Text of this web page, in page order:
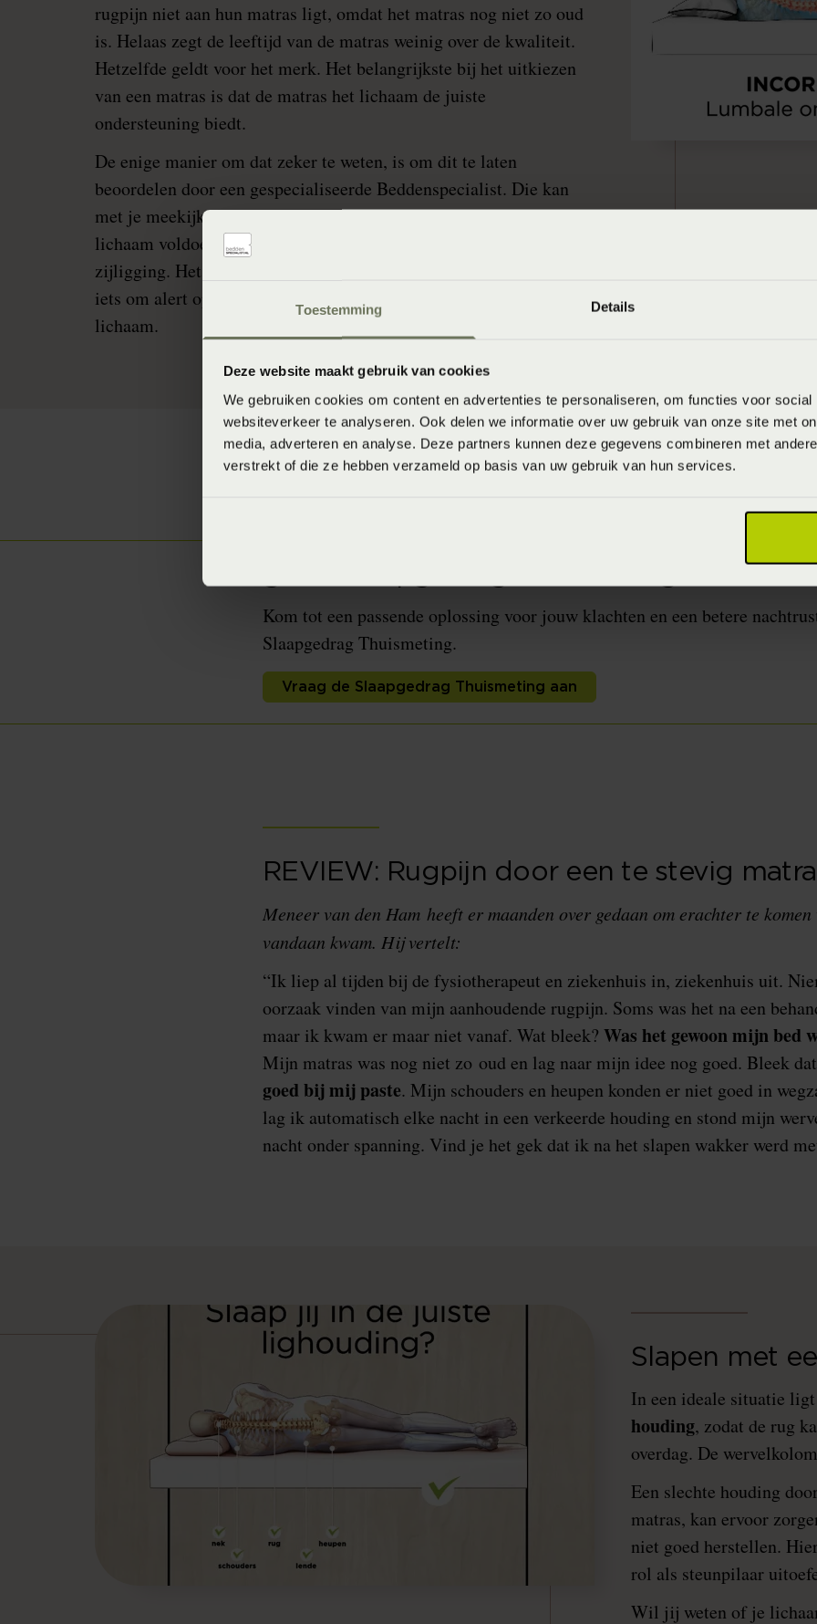
Toestemming Details
Deze website maakt gebruik van cookies
We gebruiken cookies om content en advertenties te personaliseren, om functies voor
websiteverkeer te analyseren. Ook delen we informatie over uw gebruik van onze site met
media, adverteren en analyse. Deze partners kunnen deze gegevens combineren met
verstrekt of die ze hebben verzameld op basis van uw gebruik van hun services.
rugpijn niet aan hun matras ligt, omdat het matras nog niet zo oud
is. Helaas zegt de leeftijd van de matras weinig over de kwaliteit.
Hetzelfde geldt voor het merk. Het belangrijkste bij het uitkiezen
van een matras is dat de matras het lichaam de juiste
ondersteuning biedt.
De enige manier om dat zeker te weten, is om dit te laten
beoordelen door een gespecialiseerde Beddenspecialist. Die kan
met je meekijken of je ontspannen op een bed ligt en of jouw
lichaam voldoende ondersteuning krijgt. Zowel in rugligging als in
zijligging. Het samenspel tussen de matras en het kussen is ook
iets om alert op te zijn. Beiden moeten goed aansluiten aan het
lichaam.
Kom tot een passende oplossing voor jouw klachten en een betere
Slaapgedrag Thuismeting.
Vraag de Slaapgedrag Thuismeting aan
REVIEW: Rugpijn door een te stevig
Meneer van den Ham heeft er maanden over gedaan om erachter te
vandaan kwam. Hij vertelt:
“Ik liep al tijden bij de fysiotherapeut en ziekenhuis in, ziekenhuis uit.
oorzaak vinden van mijn aanhoudende rugpijn. Soms was het na een
maar ik kwam er maar niet vanaf. Wat bleek? Was het gewoon mijn bed
Mijn matras was nog niet zo oud en lag naar mijn idee nog goed. Bleek
goed bij mij paste. Mijn schouders en heupen konden er niet goed in
lag ik automatisch elke nacht in een verkeerde houding en stond mijn
nacht onder spanning. Vind je het gek dat ik na het slapen wakker werd
Slapen met
In een ideale situatie
houding, zodat de rug
overdag. De
Een slechte houding
matras, kan ervoor
niet goed herstellen.
rol als steunpilaar
Wil jij weten of je